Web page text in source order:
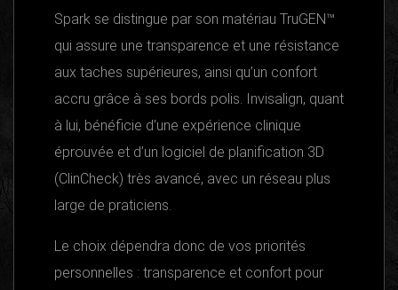
Spark se distingue par son matériau TruGEN™
qui assure une transparence et une résistance
aux taches supérieures, ainsi qu’un confort
accru grâce à ses bords polis. Invisalign, quant
à lui, bénéficie d’une expérience clinique
éprouvée et d’un logiciel de planification 3D
(ClinCheck) très avancé, avec un réseau plus
large de praticiens.
Le choix dépendra donc de vos priorités
personnelles : transparence et confort pour